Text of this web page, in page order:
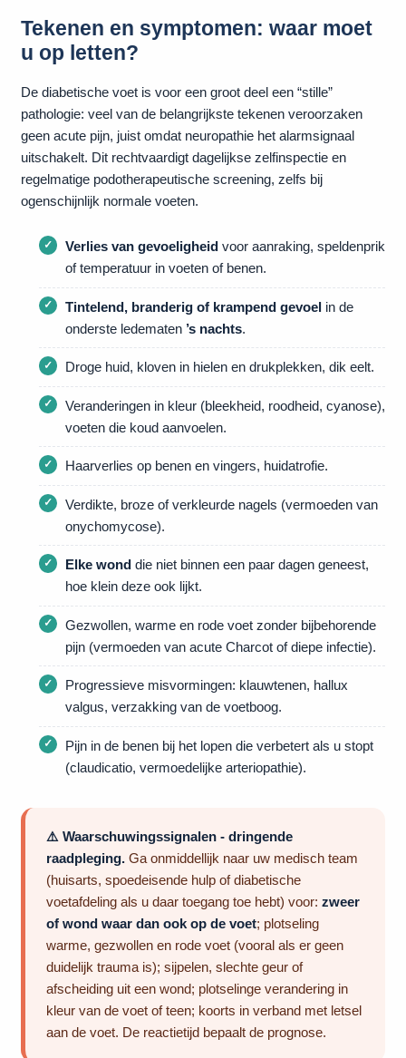
Tekenen en symptomen: waar moet
u op letten?
De diabetische voet is voor een groot deel een “stille”
pathologie: veel van de belangrijkste tekenen veroorzaken
geen acute pijn, juist omdat neuropathie het alarmsignaal
uitschakelt. Dit rechtvaardigt dagelijkse zelfinspectie en
regelmatige podotherapeutische screening, zelfs bij
ogenschijnlijk normale voeten.
Verlies van gevoeligheid voor aanraking, speldenprik
of temperatuur in voeten of benen.
Tintelend, branderig of krampend gevoel in de
onderste ledematen ’s nachts.
Droge huid, kloven in hielen en drukplekken, dik eelt.
Veranderingen in kleur (bleekheid, roodheid, cyanose),
voeten die koud aanvoelen.
Haarverlies op benen en vingers, huidatrofie.
Verdikte, broze of verkleurde nagels (vermoeden van
onychomycose).
Elke wond die niet binnen een paar dagen geneest,
hoe klein deze ook lijkt.
Gezwollen, warme en rode voet zonder bijbehorende
pijn (vermoeden van acute Charcot of diepe infectie).
Progressieve misvormingen: klauwtenen, hallux
valgus, verzakking van de voetboog.
Pijn in de benen bij het lopen die verbetert als u stopt
(claudicatio, vermoedelijke arteriopathie).
⚠️ Waarschuwingssignalen - dringende
raadpleging.Ga onmiddellijk naar uw medisch team
(huisarts, spoedeisende hulp of diabetische
voetafdeling als u daar toegang toe hebt) voor: zweer
of wond waar dan ook op de voet; plotseling
warme, gezwollen en rode voet (vooral als er geen
duidelijk trauma is); sijpelen, slechte geur of
afscheiding uit een wond; plotselinge verandering in
kleur van de voet of teen; koorts in verband met letsel
aan de voet. De reactietijd bepaalt de prognose.